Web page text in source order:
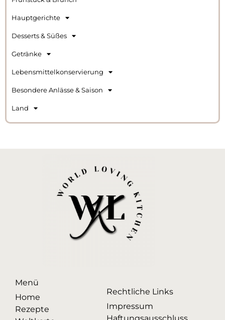
Hauptgerichte
Desserts & Süßes
Getränke
Lebensmittelkonservierung
Besondere Anlässe & Saison
Land
Menü
Home
Rezepte
Rechtliche Links
Impressum